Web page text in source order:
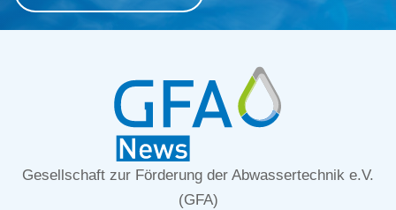
Gesellschaft zur Förderung der Abwassertechnik e.V.
(GFA)